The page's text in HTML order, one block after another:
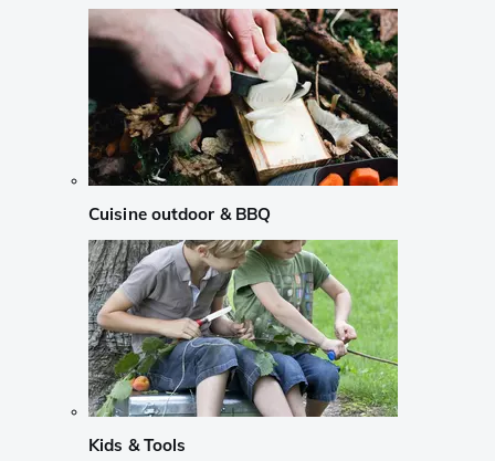
Cuisine outdoor & BBQ
Kids & Tools